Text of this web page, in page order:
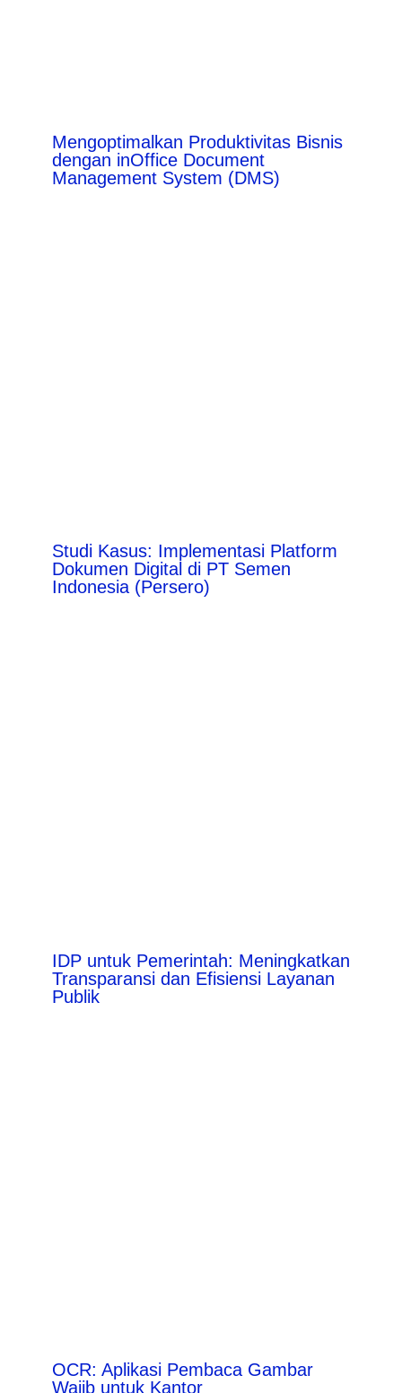
Mengoptimalkan Produktivitas Bisnis
dengan inOffice Document
Management System (DMS)
Studi Kasus: Implementasi Platform
Dokumen Digital di PT Semen
Indonesia (Persero)
IDP untuk Pemerintah: Meningkatkan
Transparansi dan Efisiensi Layanan
Publik
OCR: Aplikasi Pembaca Gambar
Wajib untuk Kantor